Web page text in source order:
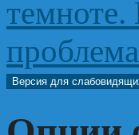
темноте.
Версия для